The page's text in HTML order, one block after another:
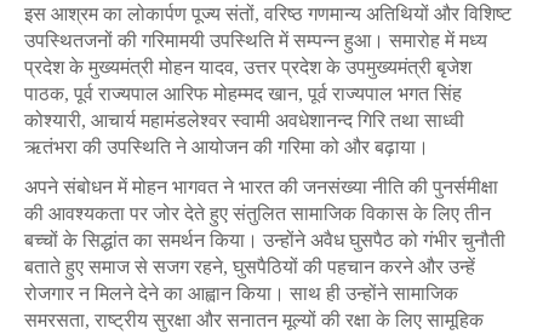
इस आश्रम का लोकार्पण पूज्य संतों, वरिष्ठ गणमान्य अतिथियों और विशिष्ट
उपस्थितजनों की गरिमामयी उपस्थिति में सम्पन्न हुआ। समारोह में मध्य
प्रदेश के मुख्यमंत्री मोहन यादव, उत्तर प्रदेश के उपमुख्यमंत्री बृजेश
पाठक, पूर्व राज्यपाल आरिफ मोहम्मद खान, पूर्व राज्यपाल भगत सिंह
कोश्यारी, आचार्य महामंडलेश्वर स्वामी अवधेशानन्द गिरि तथा साध्वी
ऋतंभरा की उपस्थिति ने आयोजन की गरिमा को और बढ़ाया।
अपने संबोधन में मोहन भागवत ने भारत की जनसंख्या नीति की पुनर्समीक्षा
की आवश्यकता पर जोर देते हुए संतुलित सामाजिक विकास के लिए तीन
बच्चों के सिद्धांत का समर्थन किया। उन्होंने अवैध घुसपैठ को गंभीर चुनौती
बताते हुए समाज से सजग रहने, घुसपैठियों की पहचान करने और उन्हें
रोजगार न मिलने देने का आह्वान किया। साथ ही उन्होंने सामाजिक
समरसता, राष्ट्रीय सुरक्षा और सनातन मूल्यों की रक्षा के लिए सामूहिक